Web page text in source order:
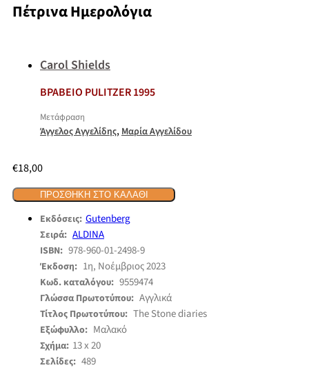
Πέτρινα Ημερολόγια
Carol Shields
ΒΡΑΒΕΙΟ PULITZER 1995
Μετάφραση
Άγγελος Αγγελίδης,Μαρία Αγγελίδου
€18,00
ΠΡΟΣΘΉΚΗ ΣΤΟ ΚΑΛΆΘΙ
Εκδόσεις: Gutenberg
Σειρά: ALDINA
ISBN: 978-960-01-2498-9
Έκδοση: 1η, Νοέμβριος 2023
Κωδ. καταλόγου: 9559474
Γλώσσα Πρωτοτύπου: Αγγλικά
Τίτλος Πρωτοτύπου: The Stone diaries
Εξώφυλλο: Μαλακό
Σχήμα: 13 x 20
Σελίδες: 489